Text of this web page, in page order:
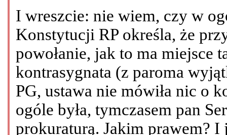
I wreszcie: nie wiem, czy w
Konstytucji RP określa, że
powołanie, jak to ma miejsce
kontrasygnata (z paroma
PG, ustawa nie mówiła nic o
ogóle była, tymczasem pan
prokuraturą. Jakim prawem?